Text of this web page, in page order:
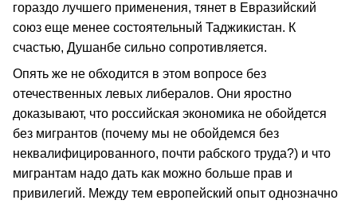
гораздо лучшего применения, тянет в Евразийский
союз еще менее состоятельный Таджикистан. К
счастью, Душанбе сильно сопротивляется.
Опять же не обходится в этом вопросе без
отечественных левых либералов. Они яростно
доказывают, что российская экономика не обойдется
без мигрантов (почему мы не обойдемся без
неквалифицированного, почти рабского труда?) и что
мигрантам надо дать как можно больше прав и
привилегий. Между тем европейский опыт однозначно